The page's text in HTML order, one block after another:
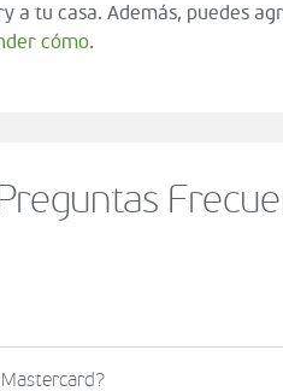
a tu casa. Además, puedes
cómo.